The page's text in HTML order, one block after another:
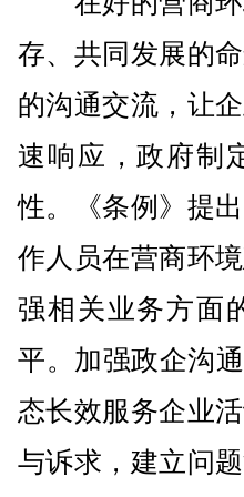
存、共同发展的
的沟通交流，让
速响应，政府制
性。《条例》提
作人员在营商环
强相关业务方面
平。加强政企沟
态长效服务企业
与诉求，建立问